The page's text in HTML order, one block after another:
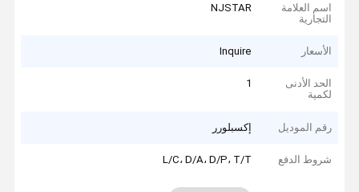
اسم العلامة
التجارية
NJSTAR
الأسعار Inquire
الحد الأدنى
لكمية
1
رقم الموديل إكسبلورر
شروط الدفع L/C، D/A، D/P، T/T